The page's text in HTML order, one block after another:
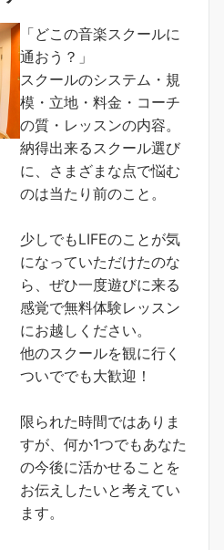
「どこの音楽スクールに
通おう？」
スクールのシステム・規
模・立地・料金・コーチ
の質・レッスンの内容。
納得出来るスクール選び
に、さまざまな点で悩む
のは当たり前のこと。
少しでもLIFEのことが気
になっていただけたのな
ら、ぜひ一度遊びに来る
感覚で無料体験レッスン
にお越しください。
他のスクールを観に行く
ついででも大歓迎！
限られた時間ではありま
すが、何か1つでもあなた
の今後に活かせることを
お伝えしたいと考えてい
ます。